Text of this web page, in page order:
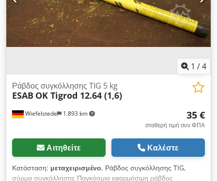
1 /4
Wiefelstede 1.893 km
Ράβδος συγκόλλησης TIG 5 kg
ESAB OK Tigrod 12.64 (1,6)
35 €
σταθερή τιμή συν ΦΠΑ
Αιτηθείτε Καλέστε
Κατάσταση: μεταχειρισμένο, Ράβδος συγκόλλησης TIG,
σύρμα συγκόλλησης Παγκόσμια εφαρμόσιμη ράβδος